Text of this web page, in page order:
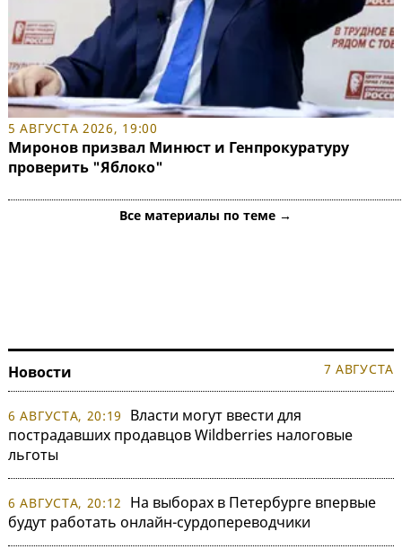
5 АВГУСТА 2026, 19:00
Миронов призвал Минюст и Генпрокуратуру
проверить "Яблоко"
Все материалы по теме →
Новости 7 АВГУСТА
6 АВГУСТА, 20:19
Власти могут ввести для
пострадавших продавцов Wildberries налоговые
льготы
6 АВГУСТА, 20:12
На выборах в Петербурге впервые
будут работать онлайн-сурдопереводчики